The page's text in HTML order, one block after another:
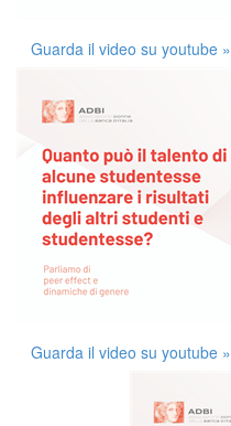
Guarda il video su youtube »
Guarda il video su youtube »